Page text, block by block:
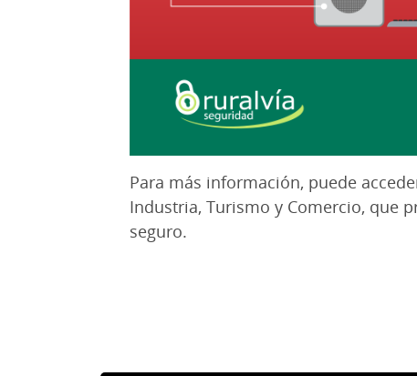
Para más información, puede
Industria, Turismo y Comercio, que
seguro.